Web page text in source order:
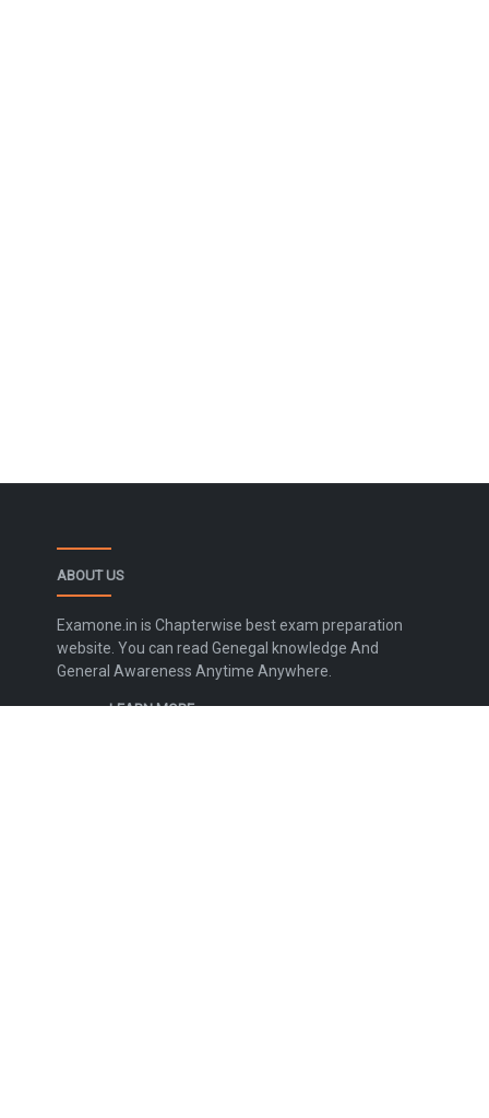
ABOUT US
Examone.in is Chapterwise best exam preparation
website. You can read Genegal knowledge And
General Awareness Anytime Anywhere.
LEARN MORE